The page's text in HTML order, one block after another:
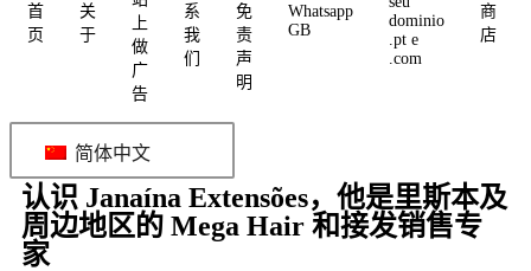
首
页
关
于
上
做
广
告
系
我
们
免
责
声
明
Whatsapp
GB
dominio
.pt e
.com
商
店
简体中文
认识 Janaína Extensões，他是里斯本及
周边地区的 Mega Hair 和接发销售专
家